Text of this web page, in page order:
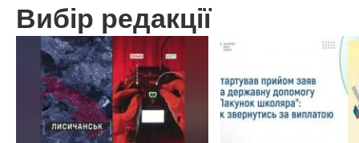
Вибір редакції